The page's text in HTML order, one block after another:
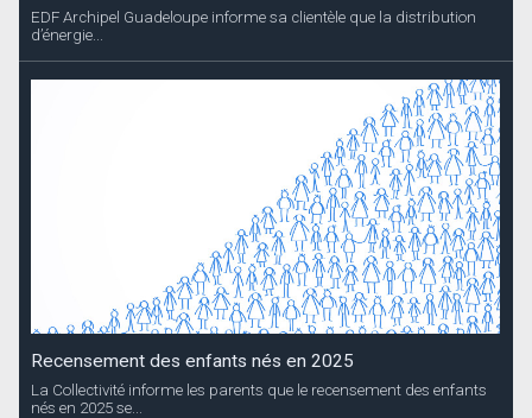
EDF Archipel Guadeloupe informe sa clientèle que la distribution
d’énergie...
Recensement des enfants nés en 2025
La Collectivité informe les parents que le recensement des enfants
nés en 2025 se...